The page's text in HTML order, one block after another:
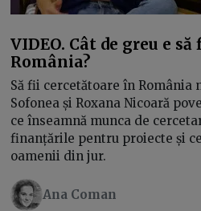
VIDEO. Cât de greu e
România?
Să fii cercetătoare în România
Sofonea și Roxana Nicoară
ce înseamnă munca de
finanțările pentru proiecte și
oamenii din jur.
Ana Coman